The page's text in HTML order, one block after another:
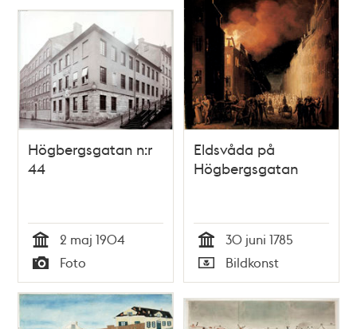
Lista
Karta
Högbergsgatan n:r
44
Tid
2 maj 1904
Typ
Foto
Eldsvåda på
Högbergsgatan
Tid
30 juni 1785
Typ
Bildkonst